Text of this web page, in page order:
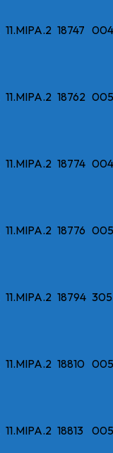
11.MIPA.2 18747
11.MIPA.2 18762
11.MIPA.2 18774
11.MIPA.2 18776
11.MIPA.2 18794
11.MIPA.2 18810
11.MIPA.2 18813